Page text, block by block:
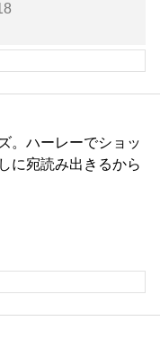
。ハーレーでショッ
に宛読み出きるから